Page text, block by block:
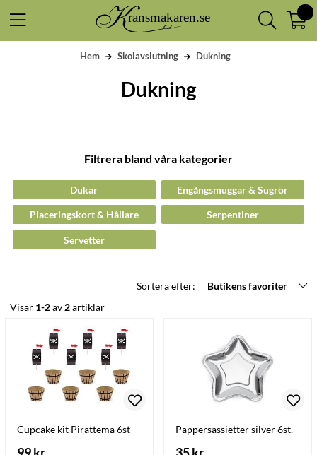
Hem Skolavslutning Dukning
Dukning
Filtrera bland våra kategorier
Dukar Engångsmuggar & Sugrör
Placeringskort & Hållare Serpentiner
Servetter
Sortera efter:
Butikens favoriter
Visar 1-2av2artiklar
Cupcake kit Pirattema 6st Pappersassietter silver 6st.